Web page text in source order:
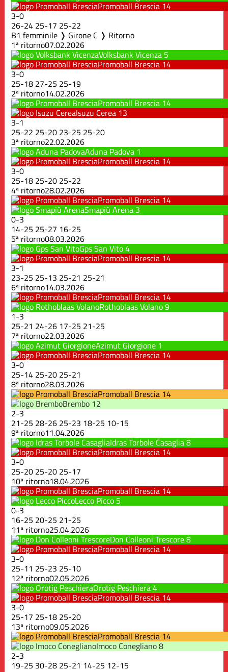
Promoball Brescia 14
3-0
26-24 25-17 25-22
B1 femminile ❭ Girone C ❭ Ritorno
1ª ritorno07.02.2026
Volksbank Vicenza 5
Promoball Brescia 14
3-0
25-18 27-25 25-19
2ª ritorno14.02.2026
Promoball Brescia 14
Isuzu Cerea 13
3-1
25-22 25-20 23-25 25-20
3ª ritorno22.02.2026
Aduna Padova 1
Promoball Brescia 14
3-0
25-18 25-20 25-22
4ª ritorno28.02.2026
Promoball Brescia 14
Smapiù Arena 3
0-3
14-25 25-27 16-25
5ª ritorno08.03.2026
Gps San Vito4
Promoball Brescia 14
3-1
23-25 25-13 25-21 25-21
6ª ritorno14.03.2026
Promoball Brescia 14
Rothoblaas Volano9
1-3
25-21 24-26 17-25 21-25
7ª ritorno22.03.2026
Azimut Giorgione 1
Promoball Brescia 14
3-0
25-14 25-20 25-21
8ª ritorno28.03.2026
Promoball Brescia 14
Brembo 12
2-3
21-25 28-26 25-23 18-25 10-15
9ª ritorno11.04.2026
Idras Torbole Casaglia8
Promoball Brescia 14
3-0
25-20 25-20 25-17
10ª ritorno18.04.2026
Promoball Brescia 14
Lecco Picco 5
0-3
16-25 20-25 21-25
11ª ritorno25.04.2026
Don Colleoni Trescore8
Promoball Brescia 14
3-0
25-11 25-23 25-10
12ª ritorno02.05.2026
Orotig Peschiera4
Promoball Brescia 14
3-0
25-17 25-18 25-20
13ª ritorno09.05.2026
Promoball Brescia 14
Imoco Conegliano8
2-3
19-25 30-28 25-21 14-25 12-15